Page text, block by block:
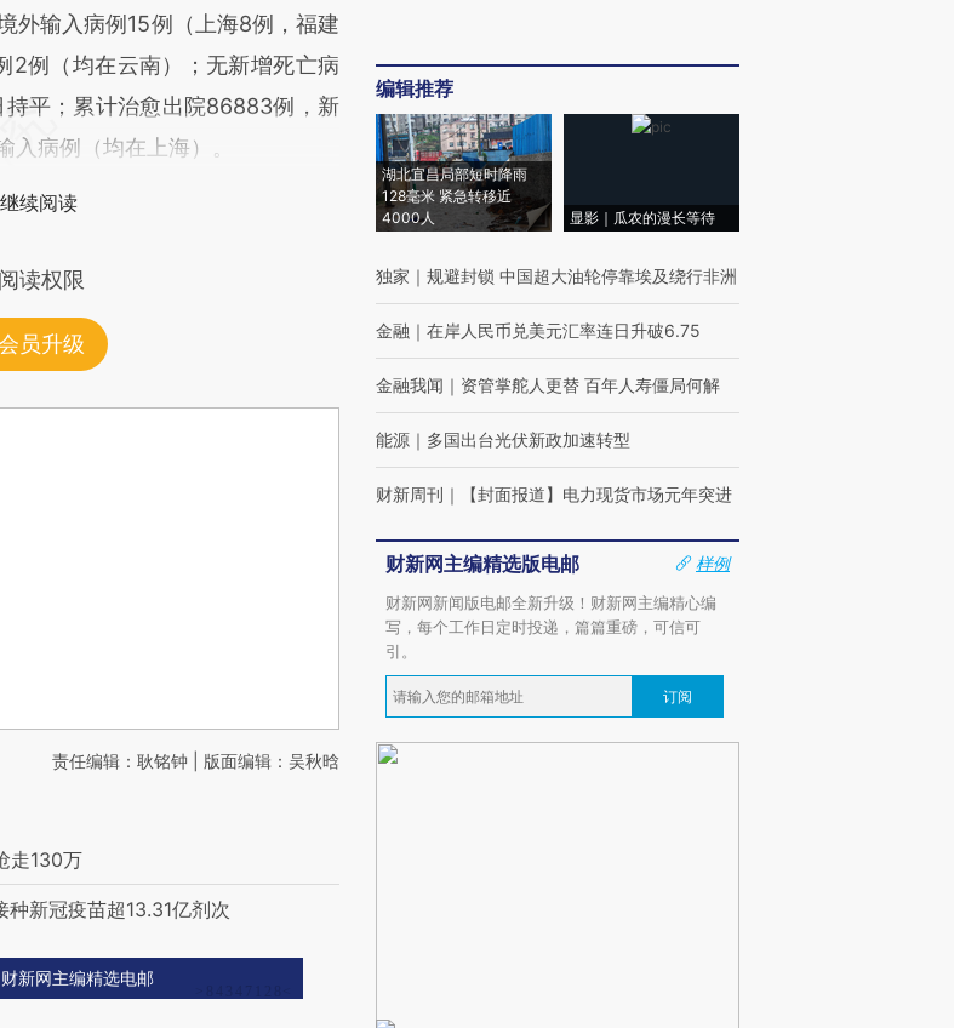
外输入病例15例（上海8例，福建
2例（均在云南）；无新增死亡病
平；累计治愈出院86883例，新
病例（均在上海）。
续阅读
读权限
员升级
责任编辑：耿铭钟 | 版面编辑：吴秋晗
走130万
新冠疫苗超13.31亿剂次
新网主编精选电邮
编辑推荐
湖北宜昌局部短时降雨
128毫米 紧急转移近
4000人
显影｜瓜农的漫长等待
独家 ｜ 规避封锁 中国超大油轮停靠埃及绕行非洲
金融 ｜ 在岸人民币兑美元汇率连日升破6.75
金融我闻 ｜ 资管掌舵人更替 百年人寿僵局何解
能源 ｜ 多国出台光伏新政加速转型
财新周刊 ｜ 【封面报道】电力现货市场元年突进
财新网主编精选版电邮
样例
财新网新闻版电邮全新升级！财新网主编精心编
写，每个工作日定时投递，篇篇重磅，可信可
引。
订阅